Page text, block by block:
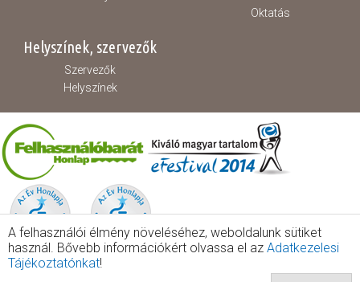
Oktatás
Helyszínek, szervezők
Szervezők
Helyszínek
A felhasználói élmény növeléséhez, weboldalunk sütiket
használ. Bővebb információkért olvassa el az Adatkezelesi
Tájékoztatónkat!